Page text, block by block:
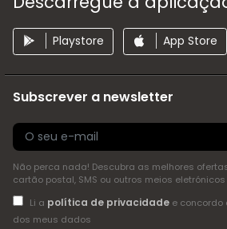
Playstore App Store
Subscrever a newsletter
Não perca nada! Descubra as melhores
cartão postal, SMS ou outros meios eletrónicos
Li a política de privacidadee concordo
dos meus dados